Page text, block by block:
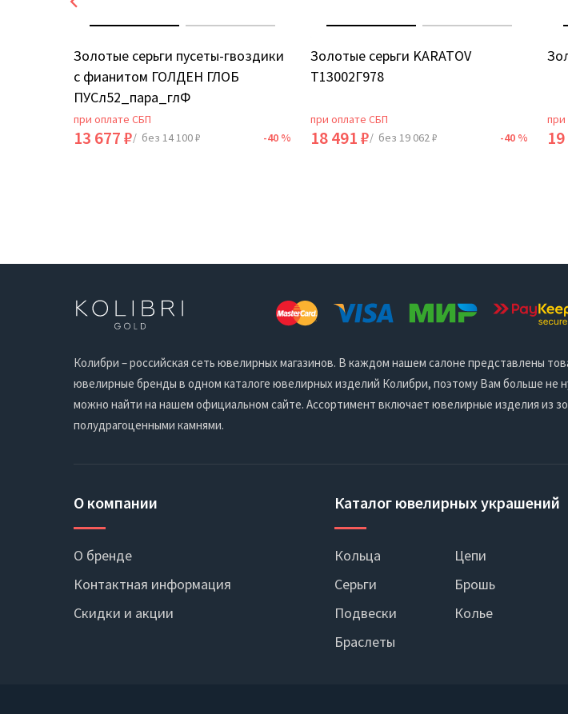
Золотые серьги пусеты-гвоздики
с фианитом ГОЛДЕН ГЛОБ
ПУСл52_пара_глФ
при оплате СБП
13 677 ₽/ без 14 100 ₽ -40 %
Золотые серьги KARATOV
Т13002Г978
при оплате СБП
18 491 ₽/ без 19 062 ₽ -40 %
при
Колибри – российская сеть ювелирных магазинов. В каждом нашем салоне представлены
ювелирные бренды в одном каталоге ювелирных изделий Колибри, поэтому Вам больше не
можно найти на нашем официальном сайте. Ассортимент включает ювелирные изделия из
полудрагоценными камнями.
О компании
О бренде
Контактная информация
Скидки и акции
Каталог ювелирных украшений
Кольца
Серьги
Подвески
Браслеты
Цепи
Брошь
Колье